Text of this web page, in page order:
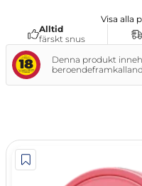
Visa alla
Alltid
färskt snus
Denna produkt